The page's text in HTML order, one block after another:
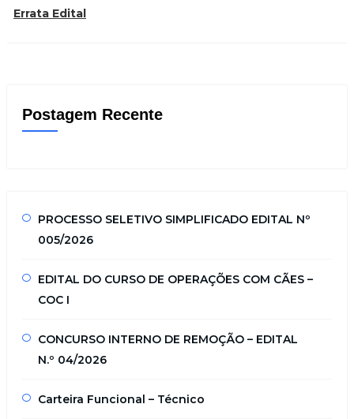
Errata Edital
Postagem Recente
PROCESSO SELETIVO SIMPLIFICADO EDITAL Nº
005/2026
EDITAL DO CURSO DE OPERAÇÕES COM CÃES –
COC I
CONCURSO INTERNO DE REMOÇÃO – EDITAL
N.º 04/2026
Carteira Funcional – Técnico